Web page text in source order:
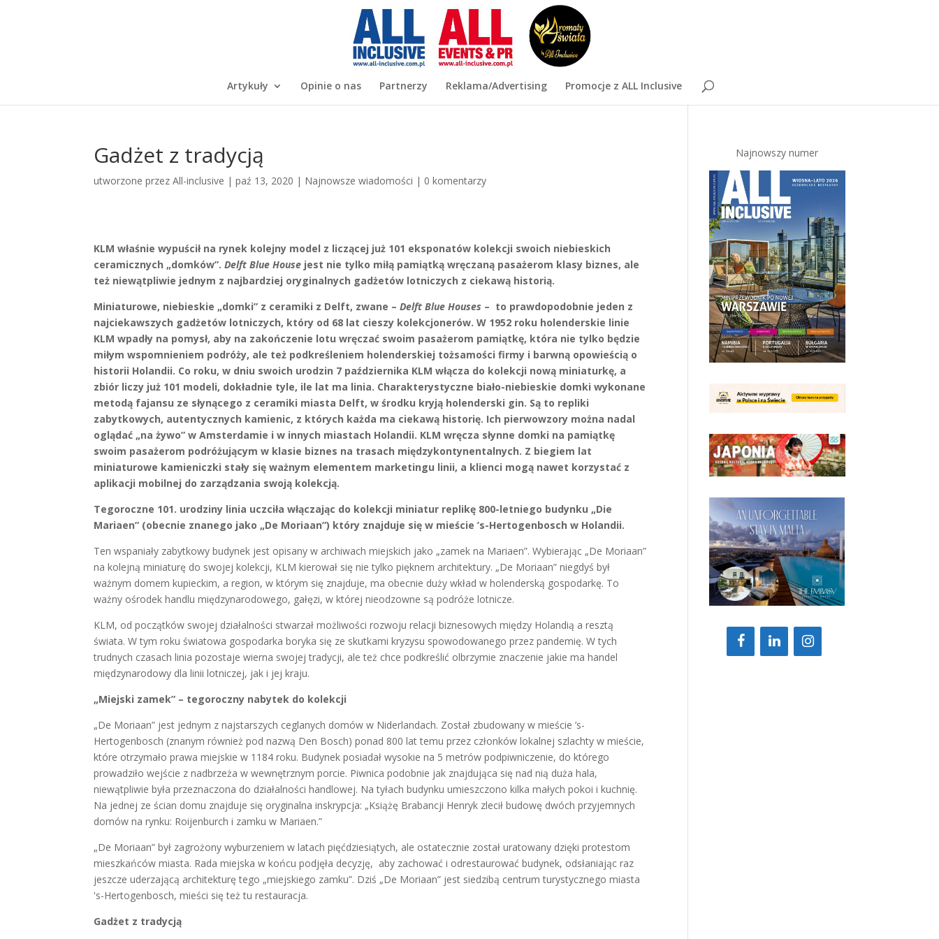
Artykuły Opinie o nas Partnerzy Reklama/Advertising Promocje z ALL Inclusive
Gadżet z tradycją
utworzone przezAll-inclusive |paź 13, 2020 | Najnowsze wiadomości | 0 komentarzy
KLM właśnie wypuścił na rynek kolejny model z liczącej już 101 eksponatów kolekcji swoich niebieskich
ceramicznych „domków”.Delft Blue House jest nie tylko miłą pamiątką wręczaną pasażerom klasy biznes, ale
też niewątpliwie jednym z najbardziej oryginalnych gadżetów lotniczych z ciekawą historią.
Miniaturowe, niebieskie „domki” z ceramiki z Delft, zwane –Delft Blue Houses – to prawdopodobnie jeden z
najciekawszych gadżetów lotniczych, który od 68 lat cieszy kolekcjonerów. W 1952 roku holenderskie linie
KLM wpadły na pomysł, aby na zakończenie lotu wręczać swoim pasażerom pamiątkę, która nie tylko będzie
miłym wspomnieniem podróży, ale też podkreśleniem holenderskiej tożsamości firmy i barwną opowieścią o
historii Holandii. Co roku, w dniu swoich urodzin 7 października KLM włącza do kolekcji nową miniaturkę, a
zbiór liczy już 101 modeli, dokładnie tyle, ile lat ma linia. Charakterystyczne biało-niebieskie domki wykonane
metodą fajansu ze słynącego z ceramiki miasta Delft, w środku kryją holenderski gin. Są to repliki
zabytkowych, autentycznych kamienic, z których każda ma ciekawą historię. Ich pierwowzory można nadal
oglądać „na żywo” w Amsterdamie i w innych miastach Holandii. KLM wręcza słynne domki na pamiątkę
swoim pasażerom podróżującym w klasie biznes na trasach międzykontynentalnych. Z biegiem lat
miniaturowe kamieniczki stały się ważnym elementem marketingu linii, a klienci mogą nawet korzystać z
aplikacji mobilnej do zarządzania swoją kolekcją.
Tegoroczne 101. urodziny linia uczciła włączając do kolekcji miniatur replikę 800-letniego budynku „Die
Mariaen” (obecnie znanego jako „De Moriaan”) który znajduje się w mieście’s-Hertogenbosch w Holandii.
Ten wspaniały zabytkowy budynek jest opisany w archiwach miejskich jako „zamek na Mariaen”. Wybierając „De Moriaan”
na kolejną miniaturę do swojej kolekcji, KLM kierował się nie tylko pięknem architektury. „De Moriaan” niegdyś był
ważnym domem kupieckim, a region, w którym się znajduje, ma obecnie duży wkład w holenderską gospodarkę. To
ważny ośrodek handlu międzynarodowego, gałęzi, w której nieodzowne są podróże lotnicze.
KLM, od początków swojej działalności stwarzał możliwości rozwoju relacji biznesowych między Holandią a resztą
świata. W tym roku światowa gospodarka boryka się ze skutkami kryzysu spowodowanego przez pandemię. W tych
trudnych czasach linia pozostaje wierna swojej tradycji, ale też chce podkreślić olbrzymie znaczenie jakie ma handel
międzynarodowy dla linii lotniczej, jak i jej kraju.
„Miejski zamek” – tegoroczny nabytek do kolekcji
„De Moriaan” jest jednym z najstarszych ceglanych domów w Niderlandach. Został zbudowany w mieście ’s-
Hertogenbosch (znanym również pod nazwą Den Bosch) ponad 800 lat temu przez członków lokalnej szlachty w mieście,
które otrzymało prawa miejskie w 1184 roku. Budynek posiadał wysokie na 5 metrów podpiwniczenie, do którego
prowadziło wejście z nadbrzeża w wewnętrznym porcie. Piwnica podobnie jak znajdująca się nad nią duża hala,
niewątpliwie była przeznaczona do działalności handlowej. Na tyłach budynku umieszczono kilka małych pokoi i kuchnię.
Na jednej ze ścian domu znajduje się oryginalna inskrypcja: „Książę Brabancji Henryk zlecił budowę dwóch przyjemnych
domów na rynku: Roijenburch i zamku w Mariaen.”
„De Moriaan” był zagrożony wyburzeniem w latach pięćdziesiątych, ale ostatecznie został uratowany dzięki protestom
mieszkańców miasta. Rada miejska w końcu podjęła decyzję, aby zachować i odrestaurować budynek, odsłaniając raz
jeszcze uderzającą architekturę tego „miejskiego zamku”. Dziś „De Moriaan” jest siedzibą centrum turystycznego miasta
's-Hertogenbosch, mieści się też tu restauracja.
Gadżet z tradycją
Najnowszy numer